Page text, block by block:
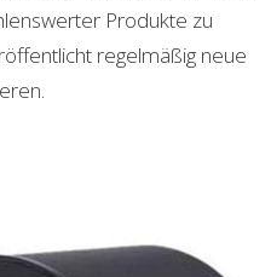
Produkte zu
regelmäßig neue